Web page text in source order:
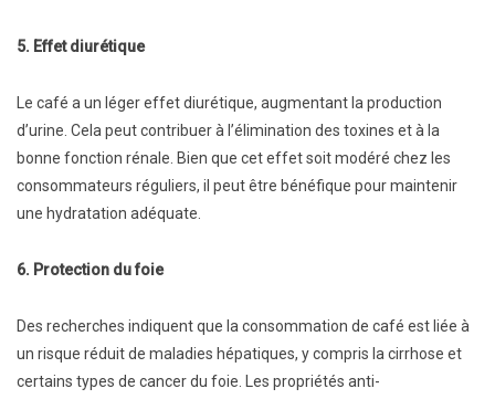
5. Effet diurétique
Le café a un léger effet diurétique, augmentant la production
d’urine. Cela peut contribuer à l’élimination des toxines et à la
bonne fonction rénale. Bien que cet effet soit modéré chez les
consommateurs réguliers, il peut être bénéfique pour maintenir
une hydratation adéquate.
6. Protection du foie
Des recherches indiquent que la consommation de café est liée à
un risque réduit de maladies hépatiques, y compris la cirrhose et
certains types de cancer du foie. Les propriétés anti-